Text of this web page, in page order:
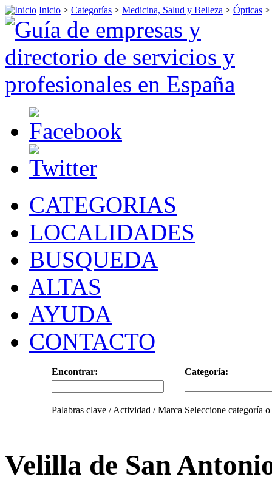
Inicio > Categorías > Medicina, Salud y Belleza > Ópticas >
CATEGORIAS
LOCALIDADES
BUSQUEDA
ALTAS
AYUDA
CONTACTO
Encontrar: Categoría:
Palabras clave / Actividad / Marca Seleccione categoría
Velilla de San